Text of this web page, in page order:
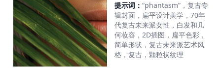
提示词： “phantasm”，复古专
辑封面，扁平设计美学，70年
代复古未来派女性，白发和几
何妆容，2D插图，扁平色彩，
简单形状，复古未来派艺术风
格，复古，颗粒状纹理